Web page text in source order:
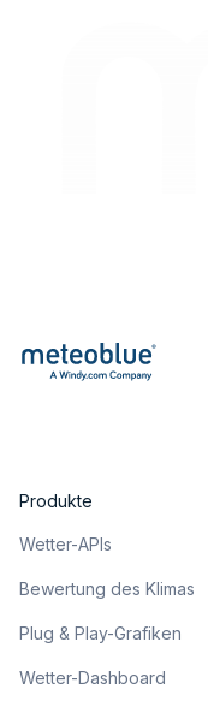
Produkte
Wetter-APIs
Bewertung des Klimas
Plug & Play-Grafiken
Wetter-Dashboard